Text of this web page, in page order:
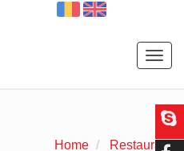
Home Restaurant